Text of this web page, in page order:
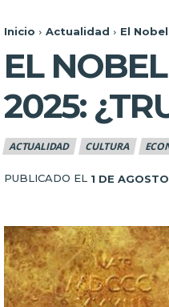
Inicio Actualidad El
EL
2025:
ACTUALIDAD CULTURA
PUBLICADO EL 1 DE